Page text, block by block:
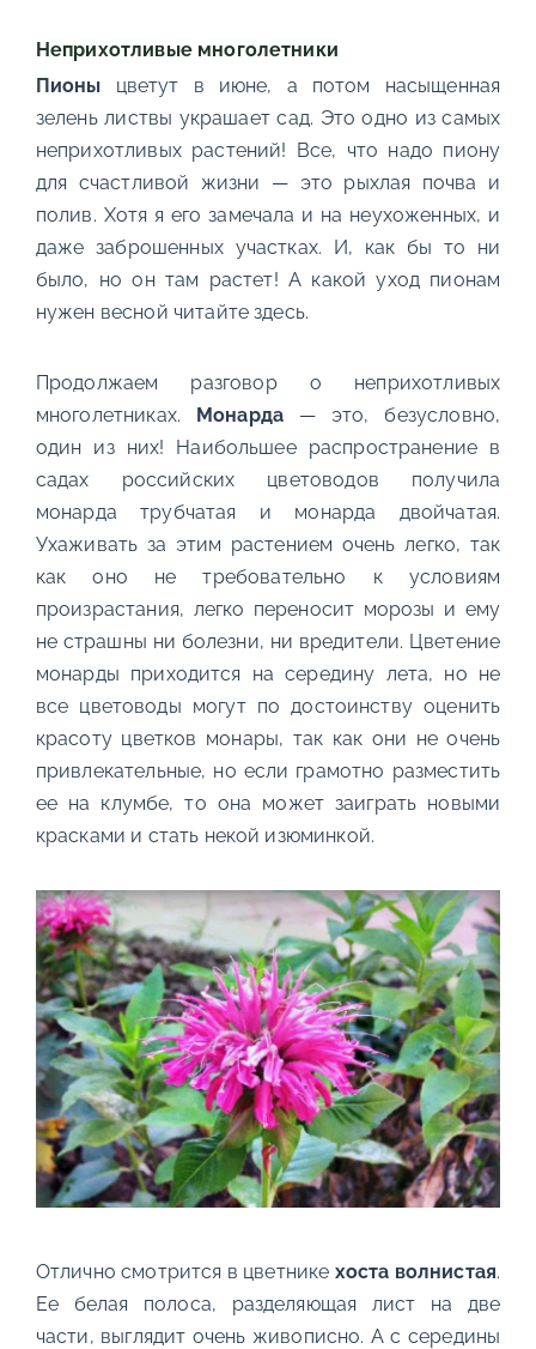
Неприхотливые многолетники
Пионы цветут в июне, а потом насыщенная
зелень листвы украшает сад. Это одно из самых
неприхотливых растений! Все, что надо пиону
для счастливой жизни — это рыхлая почва и
полив. Хотя я его замечала и на неухоженных, и
даже заброшенных участках. И, как бы то ни
было, но он там растет! А какой уход пионам
нужен весной читайте здесь.
Продолжаем разговор о неприхотливых
многолетниках.
Монарда — это, безусловно,
один из них! Наибольшее распространение в
садах российских цветоводов получила
монарда трубчатая и монарда двойчатая.
Ухаживать за этим растением очень легко, так
как оно не требовательно к условиям
произрастания, легко переносит морозы и ему
не страшны ни болезни, ни вредители. Цветение
монарды приходится на середину лета, но не
все цветоводы могут по достоинству оценить
красоту цветков монары, так как они не очень
привлекательные, но если грамотно разместить
ее на клумбе, то она может заиграть новыми
красками и стать некой изюминкой.
Отлично смотрится в цветнике хоста волнистая.
Ее белая полоса, разделяющая лист на две
части, выглядит очень живописно. А с середины